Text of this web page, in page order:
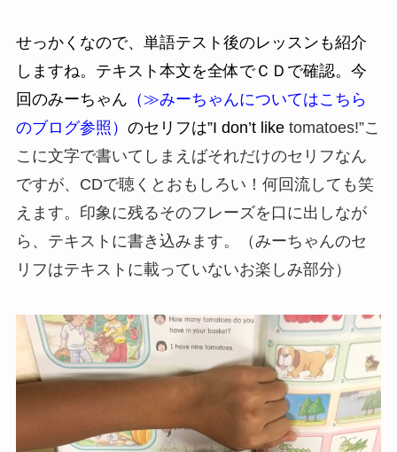
せっかくなので、単語テスト後のレッスンも紹介
しますね。テキスト本文を全体でＣＤで確認。今
回のみーちゃん （≫みーちゃんについてはこちら
のブログ参照） のセリフは”I don’t liketomatoes!”こ
こに文字で書いてしまえばそれだけのセリフなん
ですが、CDで聴くとおもしろい！何回流しても笑
えます。印象に残るそのフレーズを口に出しなが
ら、テキストに書き込みます。（みーちゃんのセ
リフはテキストに載っていないお楽しみ部分）